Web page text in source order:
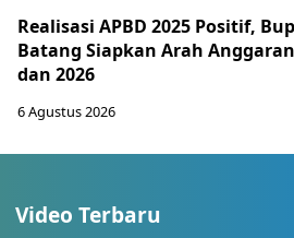
Realisasi APBD 2025 Positif,
Batang Siapkan Arah
dan 2026
6 Agustus 2026
Video Terbaru